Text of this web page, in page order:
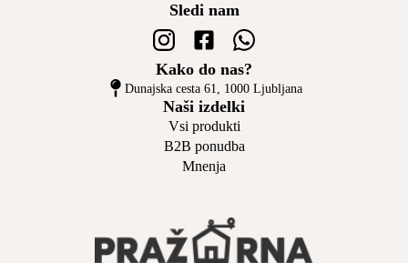
Naši izdelki
Vsi produkti
B2B ponudba
Mnenja
Sledi nam
Kako do nas?
Dunajska cesta 61, 1000 Ljubljana